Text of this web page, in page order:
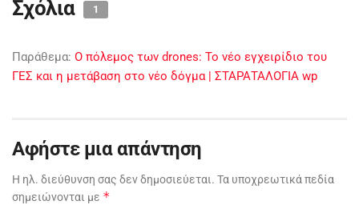
Σχόλια 1
Παράθεμα: Ο πόλεμος των drones: Το νέο εγχειρίδιο του
ΓΕΣ και η μετάβαση στο νέο δόγμα | ΣΤΑΡΑΤΑΛΟΓΙΑ wp
Αφήστε μια απάντηση
Η ηλ. διεύθυνση σας δεν δημοσιεύεται. Τα υποχρεωτικά πεδία
σημειώνονται με *